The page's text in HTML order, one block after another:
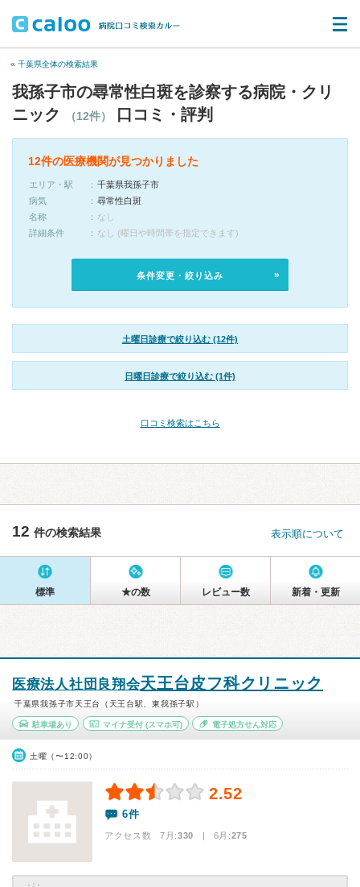
« 千葉県全体の検索結果
我孫子市の尋常性白斑を診察する病院・クリ
ニック
（12件） 口コミ・評判
12件の医療機関が見つかりました
エリア・駅
千葉県我孫子市
病気
尋常性白斑
名称
なし
詳細条件
なし (曜日や時間帯を指定できます)
条件変更・絞り込み
土曜日診療で絞り込む (12件)
日曜日診療で絞り込む (1件)
口コミ検索はこちら
12 件の検索結果 表示順について
標準 ★の数 レビュー数 新着・更新
医療法人社団良翔会天王台皮フ科クリニック
千葉県我孫子市天王台（天王台駅、東我孫子駅）
駐車場あり マイナ受付(スマホ可) 電子処方せん対応
土曜（〜12:00）
2.52
6件
アクセス数 7月:330 | 6月:275